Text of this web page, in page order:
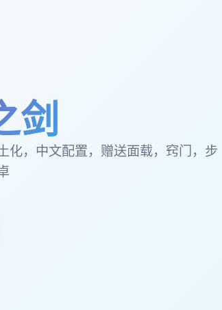
剑
化，中文配置，赠送面载，窍门，步